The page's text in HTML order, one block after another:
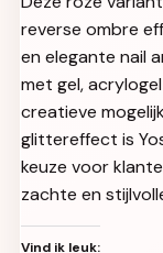
reverse ombre
en elegante nail
met gel,
creatieve
glittereffect is
keuze voor
zachte en
Vind ik leuk: